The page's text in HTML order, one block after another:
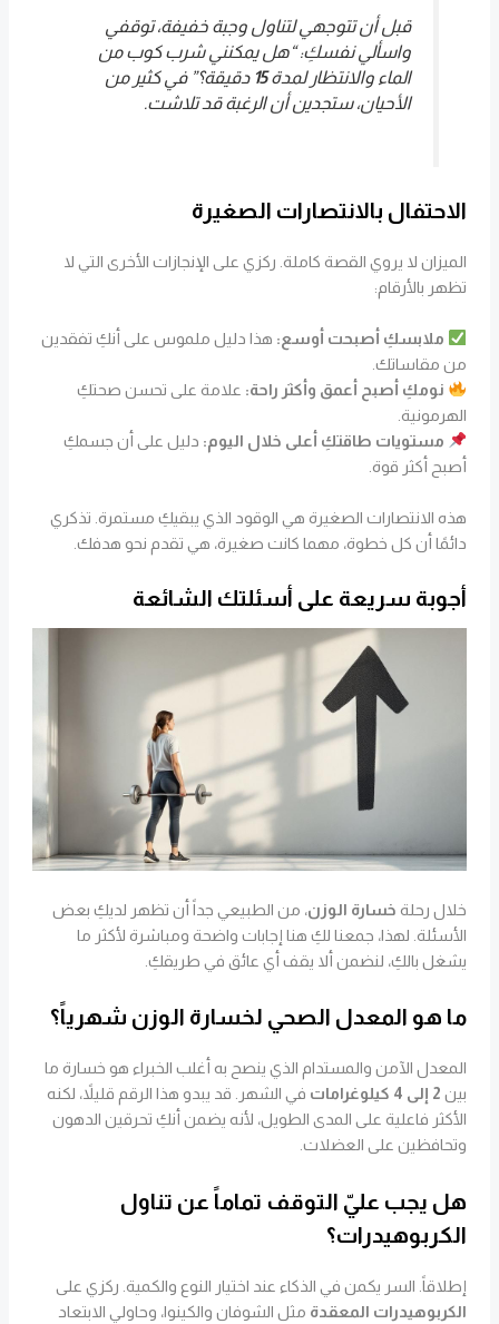
قبل أن تتوجهي لتناول وجبة خفيفة، توقفي
واسألي نفسكِ: “هل يمكنني شرب كوب من
الماء والانتظار لمدة15 دقيقة؟” في كثير من
الأحيان، ستجدين أن الرغبة قد تلاشت.
الاحتفال بالانتصارات الصغيرة
الميزان لا يروي القصة كاملة. ركزي على الإنجازات الأخرى التي لا
تظهر بالأرقام:
ملابسكِ أصبحت أوسع: هذا دليل ملموس على أنكِ تفقدين
من مقاساتك.
نومكِ أصبح أعمق وأكثر راحة: علامة على تحسن صحتكِ
الهرمونية.
مستويات طاقتكِ أعلى خلال اليوم: دليل على أن جسمكِ
أصبح أكثر قوة.
هذه الانتصارات الصغيرة هي الوقود الذي يبقيكِ مستمرة. تذكري
دائمًا أن كل خطوة، مهما كانت صغيرة، هي تقدم نحو هدفك.
أجوبة سريعة على أسئلتك الشائعة
خلال رحلة خسارة الوزن، من الطبيعي جداً أن تظهر لديكِ بعض
الأسئلة. لهذا، جمعنا لكِ هنا إجابات واضحة ومباشرة لأكثر ما
يشغل بالكِ، لنضمن ألا يقف أي عائق في طريقكِ.
ما هو المعدل الصحي لخسارة الوزن شهرياً؟
المعدل الآمن والمستدام الذي ينصح به أغلب الخبراء هو خسارة ما
بين 2 إلى 4 كيلوغرامات
في الشهر. قد يبدو هذا الرقم قليلاً، لكنه
الأكثر فاعلية على المدى الطويل، لأنه يضمن أنكِ تحرقين الدهون
وتحافظين على العضلات.
هل يجب عليّ التوقف تماماً عن تناول
الكربوهيدرات؟
إطلاقاً. السر يكمن في الذكاء عند اختيار النوع والكمية. ركزي على
الكربوهيدرات المعقدة مثل الشوفان والكينوا، وحاولي الابتعاد